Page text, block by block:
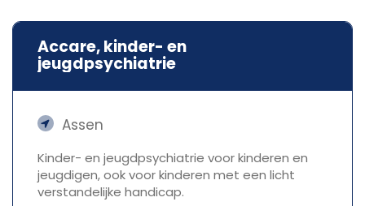
Accare, kinder- en
jeugdpsychiatrie
Assen
Kinder- en jeugdpsychiatrie voor kinderen en
jeugdigen, ook voor kinderen met een licht
verstandelijke handicap.